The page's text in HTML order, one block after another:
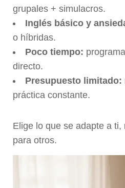
grupales + simulacros.
Inglés básico y
o híbridas.
Poco tiempo:
directo.
Presupuesto limitado:
práctica constante.
Elige lo que se adapte a
para otros.